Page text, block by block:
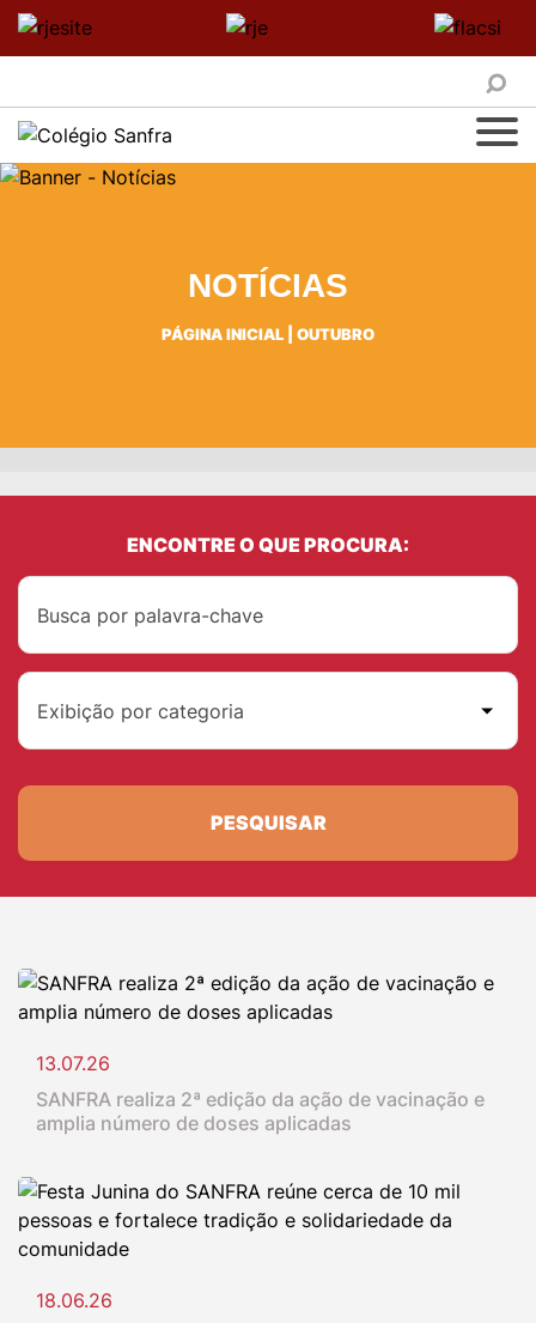
NOTÍCIAS
PÁGINA INICIAL OUTUBRO
ENCONTRE O QUE PROCURA:
Exibição por categoria
PESQUISAR
13.07.26
SANFRA realiza 2ª edição da ação de vacinação e
amplia número de doses aplicadas
18.06.26